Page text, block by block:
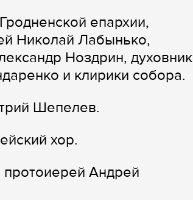
епархии,
Николай Лабынько,
Ноздрин, духовник
и клирики собора.
Шепелев.
хор.
протоиерей Андрей